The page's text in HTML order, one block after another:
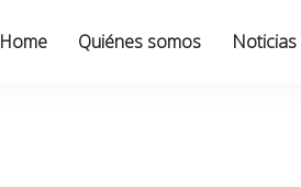
Home Quiénes somos Noticias